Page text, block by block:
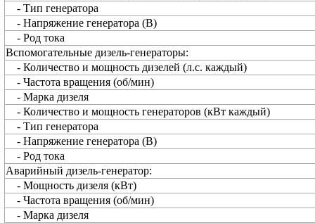
- Тип генератора
- Напряжение генератора (В)
- Род тока
Вспомогательные дизель-генераторы:
- Количество и мощность дизелей (л.с. каждый)
- Частота вращения (об/мин)
- Марка дизеля
- Количество и мощность генераторов (кВт каждый)
- Тип генератора
- Напряжение генератора (В)
- Род тока
Аварийный дизель-генератор:
- Мощность дизеля (кВт)
- Частота вращения (об/мин)
- Марка дизеля